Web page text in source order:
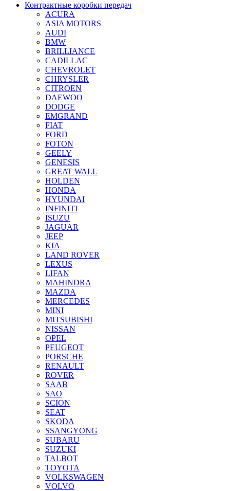
Контрактные коробки передач
ACURA
ASIA MOTORS
AUDI
BMW
BRILLIANCE
CADILLAC
CHEVROLET
CHRYSLER
CITROEN
DAEWOO
DODGE
EMGRAND
FIAT
FORD
FOTON
GEELY
GENESIS
GREAT WALL
HOLDEN
HONDA
HYUNDAI
INFINITI
ISUZU
JAGUAR
JEEP
KIA
LAND ROVER
LEXUS
LIFAN
MAHINDRA
MAZDA
MERCEDES
MINI
MITSUBISHI
NISSAN
OPEL
PEUGEOT
PORSCHE
RENAULT
ROVER
SAAB
SAO
SCION
SEAT
SKODA
SSANGYONG
SUBARU
SUZUKI
TALBOT
TOYOTA
VOLKSWAGEN
VOLVO